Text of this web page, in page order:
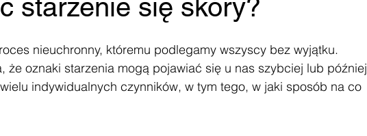
starzenie się skóry?
nieuchronny, któremu podlegamy wszyscy bez wyjątku.
że oznaki starzenia mogą pojawiać się u nas szybciej lub później
indywidualnych czynników, w tym tego, w jaki sposób na co